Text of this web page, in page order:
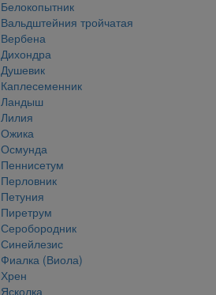
Белокопытник
Вальдштейния тройчатая
Вербена
Дихондра
Душевик
Каплесеменник
Ландыш
Лилия
Ожика
Осмунда
Пеннисетум
Перловник
Петуния
Пиретрум
Серобородник
Синейлезис
Фиалка (Виола)
Хрен
Ясколка